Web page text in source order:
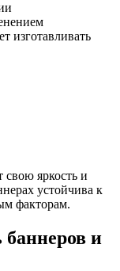
изготавливать
свою яркость и
устойчива к
факторам.
и